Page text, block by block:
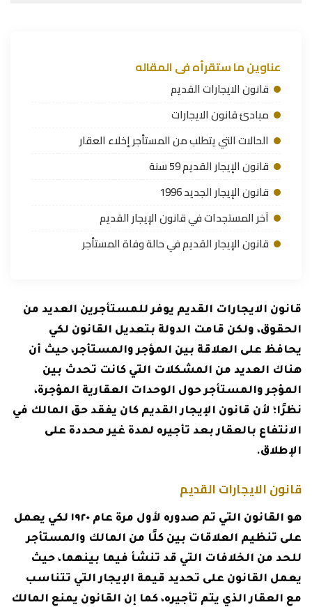
عناوين ما ستقرأه فى المقاله
قانون الايجارات القديم
مبادئ قانون الايجارات
الحالات التي يتطلب من المستأجر إخلاء العقار
قانون الإيجار القديم 59 سنة
قانون الإيجار الجديد 1996
آخر المستجدات في قانون الإيجار القديم
قانون الإيجار القديم في حالة وفاة المستأجر
قانون الايجارات القديم يوفر للمستأجرين العديد من
الحقوق، ولكن قامت الدولة بتعديل القانون لكي
يحافظ على العلاقة بين المؤجر والمستأجر، حيث أن
هناك العديد من المشكلات التي كانت تحدث بين
المؤجر والمستأجر حول الوحدات العقارية المؤجرة،
نظرًا؛ لأن قانون الإيجار القديم كان يفقد حق المالك في
الانتفاع بالعقار بعد تأجيره لمدة غير محددة على
الإطلاق.
قانون الايجارات القديم
هو القانون التي تم صدوره لأول مرة عام ١٩٢٠ لكي يعمل
على تنظيم العلاقات بين كلًا من المالك والمستأجر
للحد من الخلافات التي قد تنشأ فيما بينهما، حيث
يعمل القانون على تحديد قيمة الإيجار التي تتناسب
مع العقار الذي يتم تأجيره، كما إن القانون يمنع المالك